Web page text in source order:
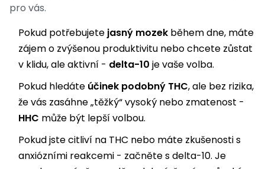
pro vás.
Pokud potřebujete jasný mozek během dne, máte
zájem o zvýšenou produktivitu nebo chcete zůstat
v klidu, ale aktivní - delta-10 je vaše volba.
Pokud hledáte účinek podobný THC, ale bez rizika,
že vás zasáhne „těžký“ vysoký nebo zmatenost -
HHC může být lepší volbou.
Pokud jste citliví na THC nebo máte zkušenosti s
anxiózními reakcemi - začněte s delta-10. Je